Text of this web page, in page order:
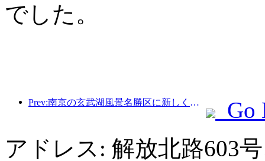
でした。
Prev:南京の玄武湖風景名勝区に新しく建てられた「金陵詩堂」を含む4つの文化施設が正式にオープンした。
Go
アドレス: 解放北路603